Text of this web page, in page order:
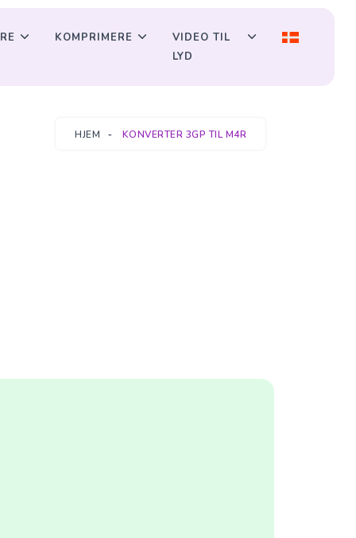
KOMPRIMERE
VIDEO TIL
LYD
HJEM KONVERTER 3GP TIL M4R